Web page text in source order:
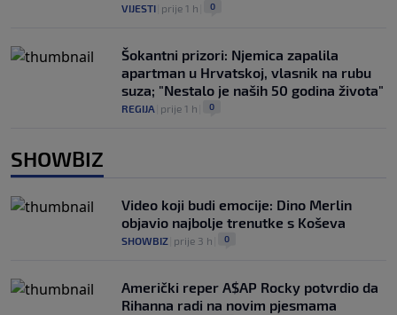
VIJESTI prije 1 h 0
Šokantni prizori: Njemica zapalila
apartman u Hrvatskoj, vlasnik na rubu
suza; "Nestalo je naših 50 godina života"
REGIJA prije 1 h 0
SHOWBIZ
Video koji budi emocije: Dino Merlin
objavio najbolje trenutke s Koševa
SHOWBIZ prije 3 h 0
Američki reper A$AP Rocky potvrdio da
Rihanna radi na novim pjesmama